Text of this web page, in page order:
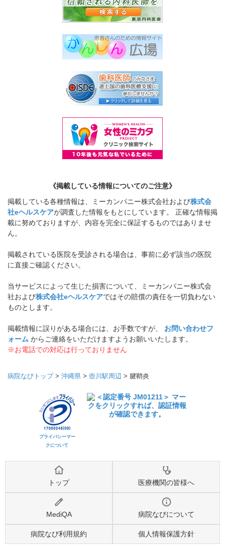
《掲載している情報についてのご注意》
掲載している各種情報は、ミーカンパニー株式会社および株式会
社eヘルスケアが調査した情報をもとにしています。 正確な情報掲
載に努めておりますが、内容を完全に保証するものではありませ
ん。
掲載されている医院を受診される場合は、事前に必ず該当の医院
に直接ご確認ください。
当サービスによって生じた損害について、ミーカンパニー株式会
社および株式会社eヘルスケアではその賠償の責任を一切負わない
ものとします。
掲載情報に誤りがある場合には、お手数ですが、 お問い合わせフ
ォーム からご連絡をいただけますようお願いいたします。
※お電話での対応は行っておりません
病院なびトップ> 沖縄県 > 壺川駅周辺 > 腱鞘炎
プライバシーマー
クについて
トップ 医療機関の皆様へ
MediQA 病院なびについて
病院なび利用規約 個人情報保護方針